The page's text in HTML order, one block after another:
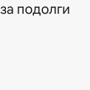
подолги